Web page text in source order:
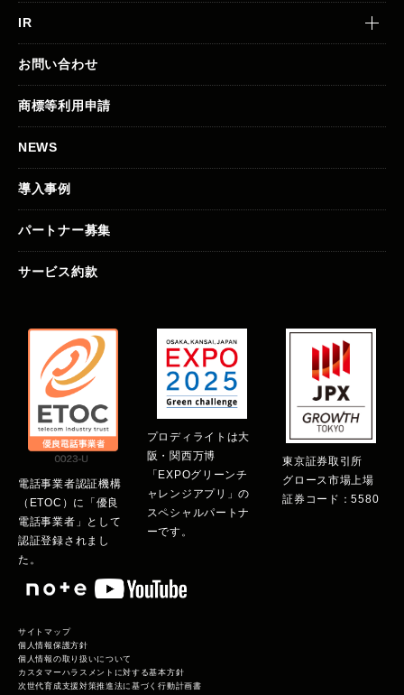
IR
お問い合わせ
商標等利用申請
NEWS
導入事例
パートナー募集
サービス約款
電話事業者認証機構
（ETOC）に「優良
電話事業者」として
認証登録されまし
た。
プロディライトは大
阪・関西万博
「EXPOグリーンチ
ャレンジアプリ」の
スペシャルパートナ
ーです。
東京証券取引所
グロース市場上場
証券コード：5580
サイトマップ
個人情報保護方針
個人情報の取り扱いについて
カスタマーハラスメントに対する基本方針
次世代育成支援対策推進法に基づく行動計画書